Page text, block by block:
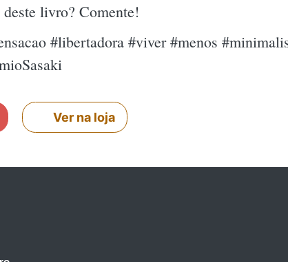
livro? Comente!
#libertadora #viver #menos
Ver na loja